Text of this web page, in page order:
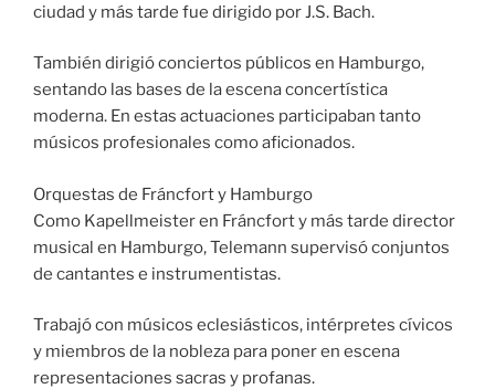
ciudad y más tarde fue dirigido por J.S. Bach.
También dirigió conciertos públicos en Hamburgo,
sentando las bases de la escena concertística
moderna. En estas actuaciones participaban tanto
músicos profesionales como aficionados.
Orquestas de Fráncfort y Hamburgo
Como Kapellmeister en Fráncfort y más tarde director
musical en Hamburgo, Telemann supervisó conjuntos
de cantantes e instrumentistas.
Trabajó con músicos eclesiásticos, intérpretes cívicos
y miembros de la nobleza para poner en escena
representaciones sacras y profanas.